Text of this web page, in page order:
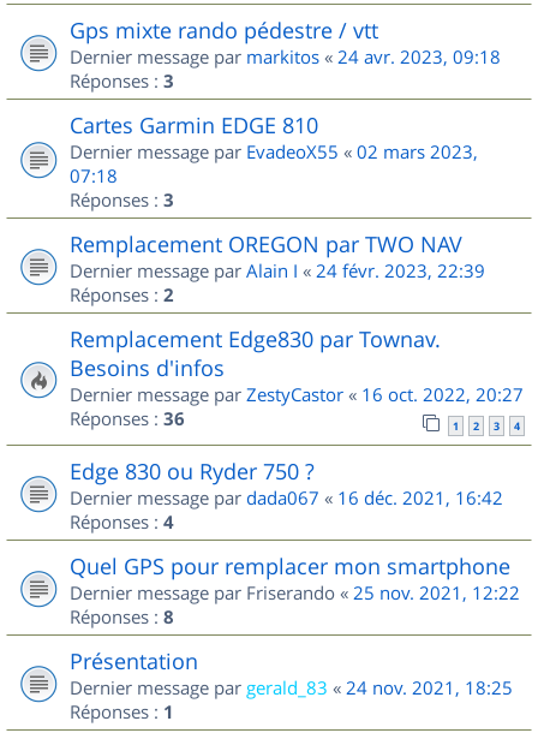
Gps mixte rando pédestre / vtt
Dernier message par markitos « 24 avr. 2023, 09:18
Réponses : 3
Cartes Garmin EDGE 810
Dernier message par EvadeoX55 « 02 mars 2023,
07:18
Réponses : 3
Remplacement OREGON par TWO NAV
Dernier message par Alain I « 24 févr. 2023, 22:39
Réponses : 2
Remplacement Edge830 par Townav.
Besoins d'infos
Dernier message par ZestyCastor « 16 oct. 2022, 20:27
Réponses : 36 1 2 3 4
Edge 830 ou Ryder 750 ?
Dernier message par dada067 « 16 déc. 2021, 16:42
Réponses : 4
Quel GPS pour remplacer mon smartphone
Dernier message par Friserando « 25 nov. 2021, 12:22
Réponses : 8
Présentation
Dernier message par gerald_83 « 24 nov. 2021, 18:25
Réponses : 1